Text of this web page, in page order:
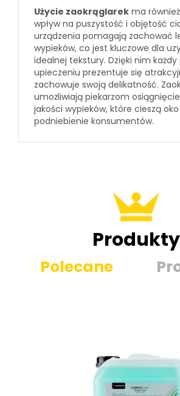
Użycie zaokrąglarek ma
wpływ na puszystość i objętość
urządzenia pomagają zachować
wypieków, co jest kluczowe dla
idealnej tekstury. Dzięki nim
upieczeniu prezentuje się
zachowuje swoją delikatność.
umożliwiają piekarzom
jakości wypieków, które cieszą oko
podniebienie konsumentów.
Produkty
Polecane